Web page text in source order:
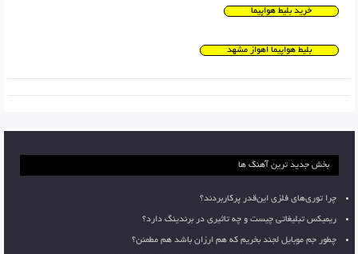
خرید بلیط هواپیما
بلیط هواپیما اهواز مشهد
بخش جدید ترین آهنگ ها
چرا توری‌های فلزی این‌قدر پرکاربردند؟
ریمیکس تبلیغاتی چیست و چه تاثیری در برندینگ دارد؟
چطور جم موبایل لجند بخریم که هم ارزان باشد هم مطمئن؟